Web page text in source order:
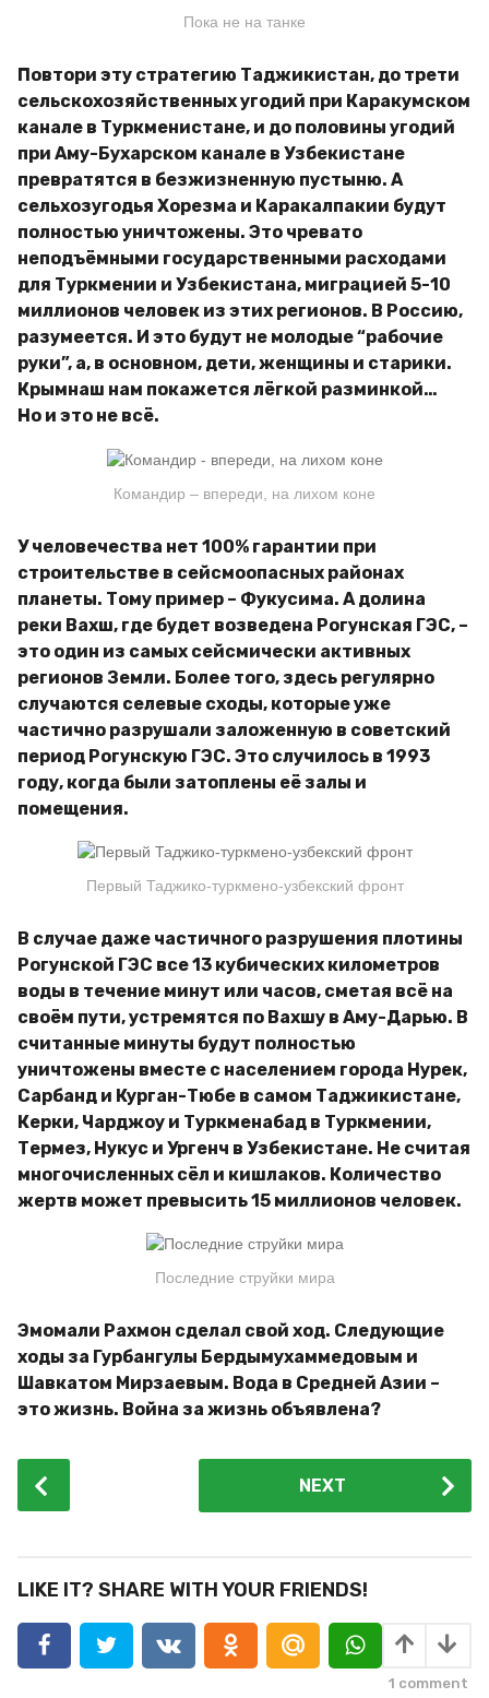
Пока не на танке
Повтори эту стратегию Таджикистан, до трети
сельскохозяйственных угодий при Каракумском
канале в Туркменистане, и до половины угодий
при Аму-Бухарском канале в Узбекистане
превратятся в безжизненную пустыню. А
сельхозугодья Хорезма и Каракалпакии будут
полностью уничтожены. Это чревато
неподъёмными государственными расходами
для Туркмении и Узбекистана, миграцией 5-10
миллионов человек из этих регионов. В Россию,
разумеется. И это будут не молодые “рабочие
руки”, а, в основном, дети, женщины и старики.
Крымнаш нам покажется лёгкой разминкой…
Но и это не всё.
Командир – впереди, на лихом коне
У человечества нет 100% гарантии при
строительстве в сейсмоопасных районах
планеты. Тому пример – Фукусима. А долина
реки Вахш, где будет возведена Рогунская ГЭС, –
это один из самых сейсмически активных
регионов Земли. Более того, здесь регулярно
случаются селевые сходы, которые уже
частично разрушали заложенную в советский
период Рогунскую ГЭС. Это случилось в 1993
году, когда были затоплены её залы и
помещения.
Первый Таджико-туркмено-узбекский фронт
В случае даже частичного разрушения плотины
Рогунской ГЭС все 13 кубических километров
воды в течение минут или часов, сметая всё на
своём пути, устремятся по Вахшу в Аму-Дарью. В
считанные минуты будут полностью
уничтожены вместе с населением города Нурек,
Сарбанд и Курган-Тюбе в самом Таджикистане,
Керки, Чарджоу и Туркменабад в Туркмении,
Термез, Нукус и Ургенч в Узбекистане. Не считая
многочисленных сёл и кишлаков. Количество
жертв может превысить 15 миллионов человек.
Последние струйки мира
Эмомали Рахмон сделал свой ход. Следующие
ходы за Гурбангулы Бердымухаммедовым и
Шавкатом Мирзаевым. Вода в Средней Азии –
это жизнь. Война за жизнь объявлена?
o
P
a
i
NEXT
LIKE IT? SHARE WITH YOUR FRIENDS!
1 comment